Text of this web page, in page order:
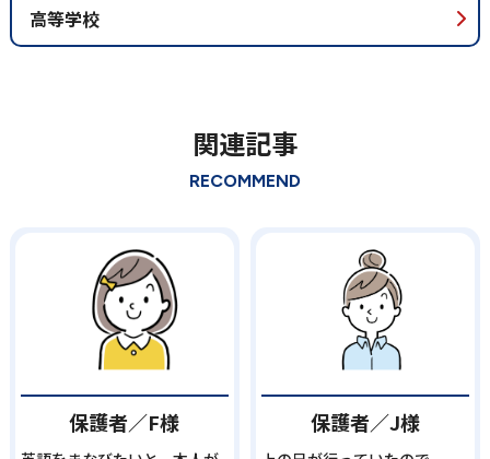
高等学校
関連記事
RECOMMEND
保護者／F様 保護者／J様